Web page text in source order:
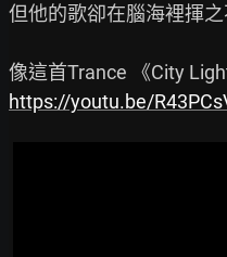
但他的歌卻在腦海裡揮
https://youtu.be/